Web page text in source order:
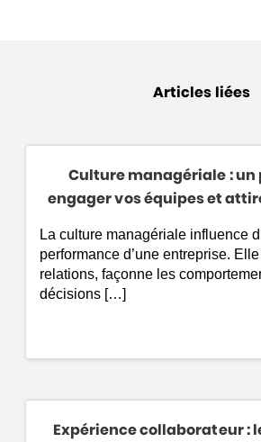
Articles liées
Culture managériale : un
engager vos équipes et
La culture managériale influence
performance d’une entreprise.
relations, façonne les
décisions […]
Expérience collaborateur :